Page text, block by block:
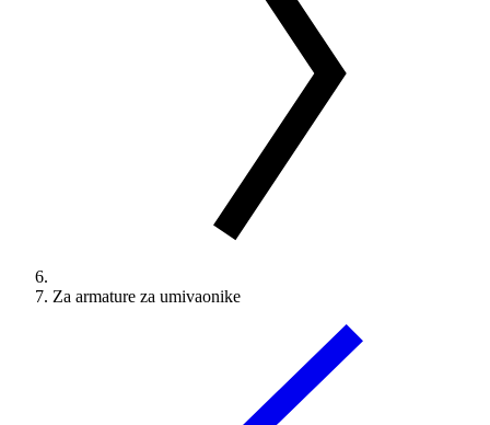
Za armature za umivaonike